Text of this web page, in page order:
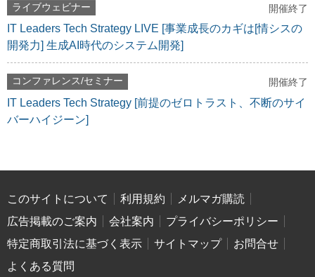
ライブウェビナー 開催終了
IT Leaders Tech Strategy LIVE [事業成長のカギは[情シスの
開発力] 生成AI時代のシステム開発]
コンファレンス/セミナー 開催終了
IT Leaders Tech Strategy [前提のゼロトラスト、不断のサイ
バーハイジーン]
このサイトについて 利用規約
メルマガ購読
広告掲載のご案内
会社案内
プライバシーポリシー
特定商取引法に基づく表示
サイトマップ
お問合せ
よくある質問